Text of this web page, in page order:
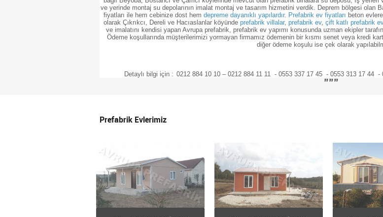
ve yerinde montaj su depolarının imalat montaj ve tasarım hizmetini verdik. Deprem bölgesi olan
fiyatları ile hem cebinize dost hem depreme dayanıklı yapılardır. Prefabrik ev fiyatları beton
olarak Çıkrıkcı, Dereli ve Hacıaslanlar köyünde prefabrik villalar, prefabrik ev, çift katlı prefabrik ev
ve imalatını kendisi yapan Avrupa prefabrik, prefabrik ev yapımı konusunda uzman ekipler
Ödeme koşullarında müşterilerimizi yormayan firmamız ödemenin bir kısmı senet veya kredi
diğer ödeme koşulu ise çek olarak
Detaylı bilgi için : 0212 884 10 10 – 0212 884 11 11 - 0553 337 17 45 - 0553 313 17 44 -
"""
Prefabrik Evlerimiz